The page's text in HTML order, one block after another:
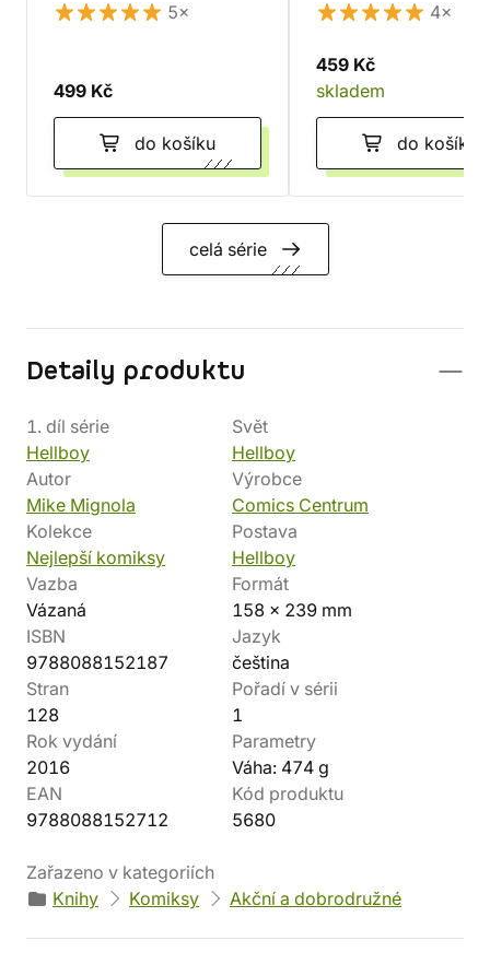
5×
499 Kč
do košíku
4×
459 Kč
skladem
do košíku
celá série
Detaily produktu
1. díl série
Hellboy
Svět
Hellboy
Autor
Mike Mignola
Výrobce
Comics Centrum
Kolekce
Nejlepší komiksy
Postava
Hellboy
Vazba
Vázaná
Formát
158 x 239 mm
ISBN
9788088152187
Jazyk
čeština
Stran
128
Pořadí v sérii
1
Rok vydání
2016
Parametry
Váha: 474 g
EAN
9788088152712
Kód produktu
5680
Zařazeno v kategoriích
Knihy
Komiksy Akční a dobrodružné